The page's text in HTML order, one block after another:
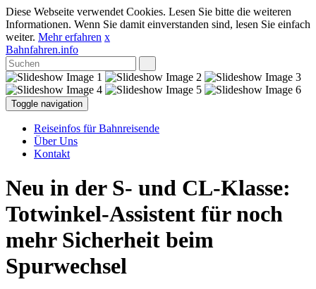
Diese Webseite verwendet Cookies. Lesen Sie bitte die weiteren
Informationen. Wenn Sie damit einverstanden sind, lesen Sie einfach
weiter. Mehr erfahren x
Bahnfahren.info
Toggle navigation
Reiseinfos für Bahnreisende
Über Uns
Kontakt
Neu in der S- und CL-Klasse:
Totwinkel-Assistent für noch
mehr Sicherheit beim
Spurwechsel